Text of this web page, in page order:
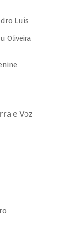
Luís
Oliveira
e Voz